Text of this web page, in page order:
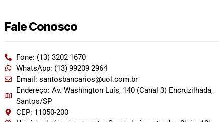
Fale Conosco
Fone: (13) 3202 1670
WhatsApp: (13) 99209 2964
Email: santosbancarios@uol.com.br
Endereço: Av. Washington Luís, 140 (Canal 3) Encruzilhada,
Santos/SP
CEP: 11050-200